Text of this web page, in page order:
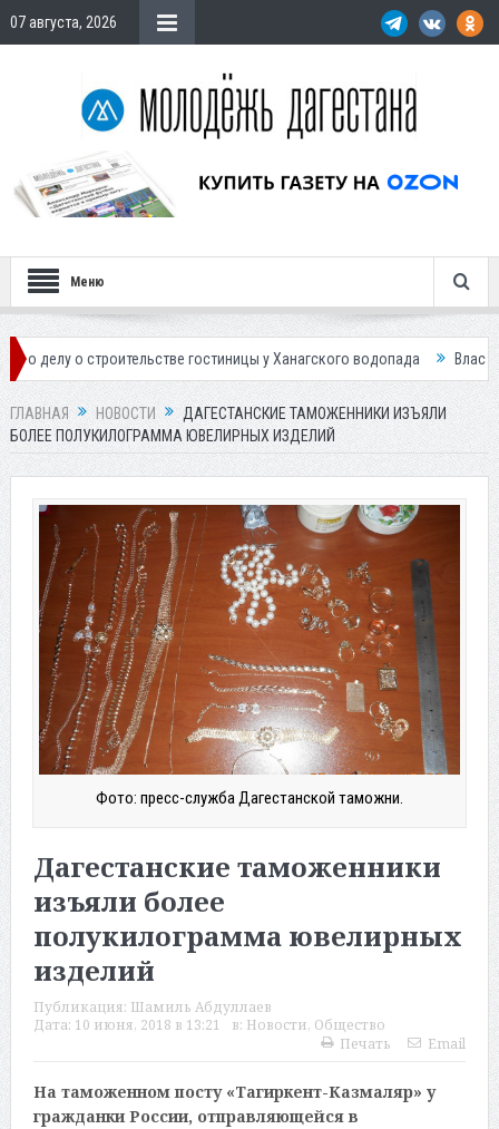
07 августа, 2026
Меню
гостиницы у Ханагского водопада Власти Махачкалы
ГЛАВНАЯ НОВОСТИ
ДАГЕСТАНСКИЕ ТАМОЖЕННИКИ ИЗЪЯЛИ
БОЛЕЕ ПОЛУКИЛОГРАММА ЮВЕЛИРНЫХ ИЗДЕЛИЙ
Фото: пресс-служба Дагестанской таможни.
Дагестанские таможенники
изъяли более
полукилограмма ювелирных
изделий
Публикация: Шамиль Абдуллаев
Дата: 10 июня, 2018 в 13:21 в: Новости, Общество
Печать
Email
На таможенном посту «Тагиркент-Казмаляр» у
гражданки России, отправляющейся в